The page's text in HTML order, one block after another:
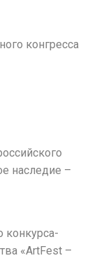
конгресса
наследие –
конкурса-
«ArtFest –